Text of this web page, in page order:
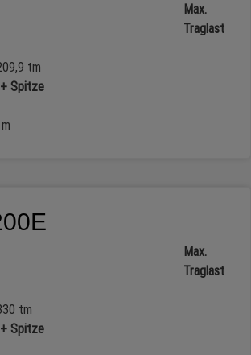
Max.
Traglast
tm
Spitze
Max.
Traglast
tm
Spitze